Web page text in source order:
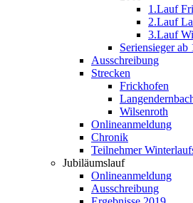
1.Lauf
2.Lauf
3.Lauf
Seriensieger ab
Ausschreibung
Strecken
Frickhofen
Wilsenroth
Onlineanmeldung
Chronik
Teilnehmer
Jubiläumslauf
Onlineanmeldung
Ausschreibung